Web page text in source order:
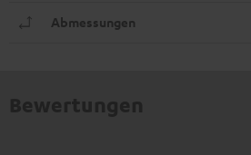
Abmessungen